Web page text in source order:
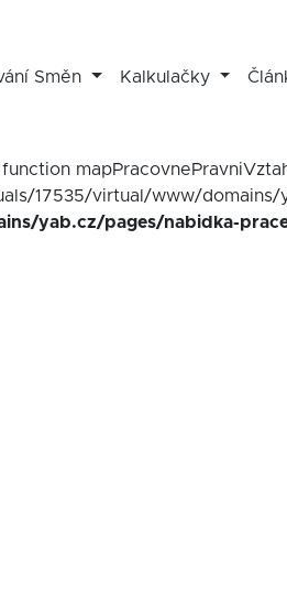
Směn Kalkulačky
17535/virtual/www/
yab.cz/pages/nabidka-